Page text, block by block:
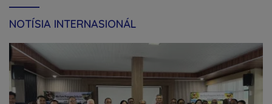
NOTÍSIA INTERNASIONÁL